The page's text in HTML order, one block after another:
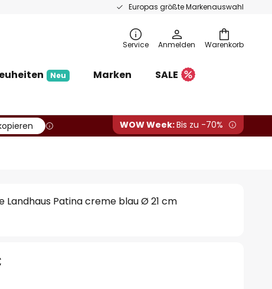
Europas größte Markenauswahl
Warenkorb
Service Anmelden
Neu Marken
SALE
WOW Week:Bis zu -70%
Landhaus Patina creme blau Ø 21 cm